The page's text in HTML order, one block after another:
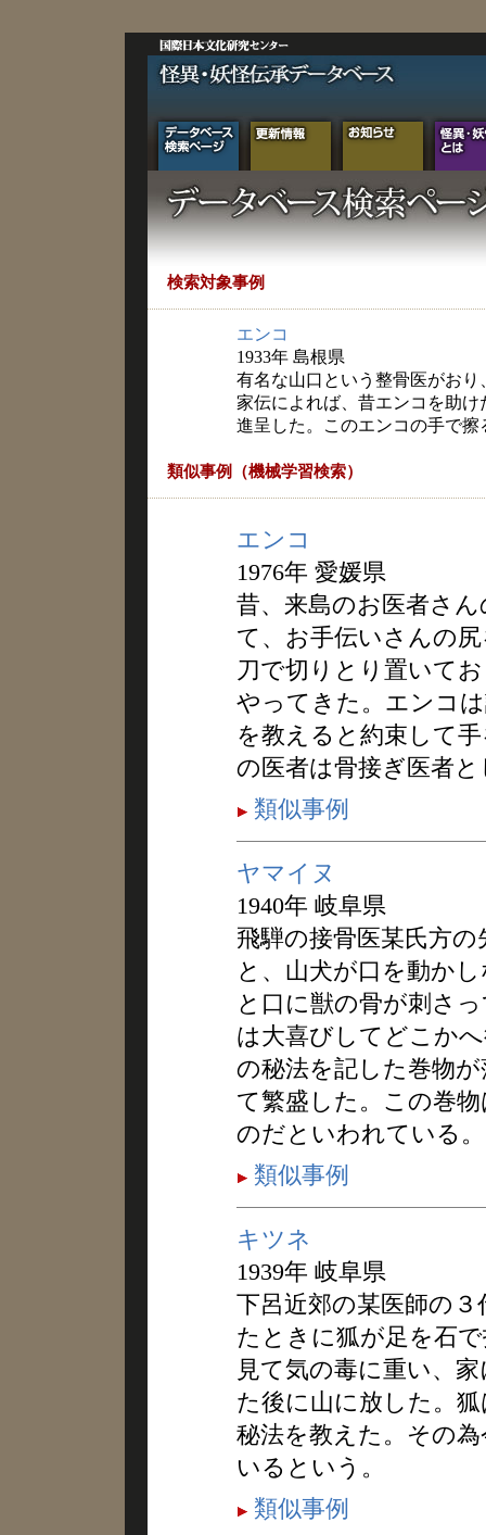
検索対象事例
エンコ
1933年 島根県
有名な山口という整骨医がお
家伝によれば、昔エンコを助
進呈した。このエンコの手で
類似事例（機械学習検索）
エンコ
1976年 愛媛県
昔、来島のお医者さ
て、お手伝いさんの
刀で切りとり置いて
やってきた。エンコ
を教えると約束して
の医者は骨接ぎ医者
類似事例
ヤマイヌ
1940年 岐阜県
飛騨の接骨医某氏方
と、山犬が口を動か
と口に獣の骨が刺さ
は大喜びしてどこか
の秘法を記した巻物
て繁盛した。この巻
のだといわれている。
類似事例
キツネ
1939年 岐阜県
下呂近郊の某医師の
たときに狐が足を石
見て気の毒に重い、
た後に山に放した。
秘法を教えた。その
いるという。
類似事例